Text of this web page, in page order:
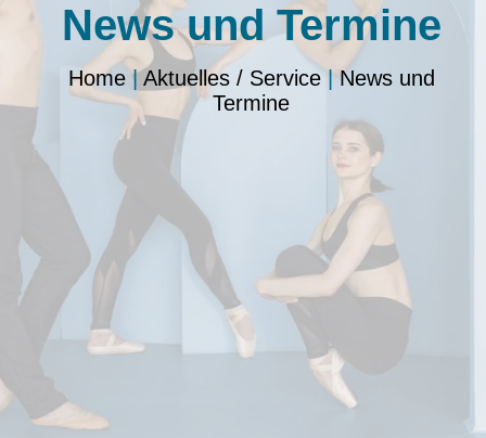
News und Termine
Home|Aktuelles / Service|News und
Termine